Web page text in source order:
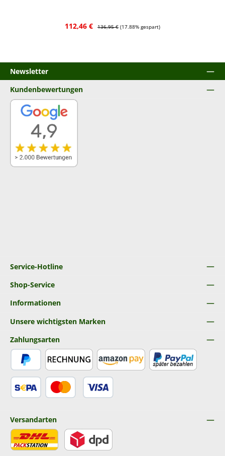
Verkaufspreis:
112,46 € Regulärer Preis:
136,95 € (17.88% gespart)
Newsletter
Service-Hotline
Shop-Service
Informationen
Unsere wichtigsten Marken
Kundenbewertungen
Zahlungsarten
Versandarten